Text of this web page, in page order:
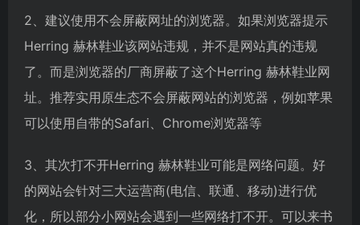
2、建议使用不会屏蔽网址的浏览器。如果浏览器提示
Herring 赫林鞋业该网站违规，并不是网站真的违规
了。而是浏览器的厂商屏蔽了这个Herring 赫林鞋业网
址。推荐实用原生态不会屏蔽网站的浏览器，例如苹果
可以使用自带的Safari、Chrome浏览器等
3、其次打不开Herring 赫林鞋业可能是网络问题。好
的网站会针对三大运营商(电信、联通、移动)进行优
化，所以部分小网站会遇到一些网络打不开。可以来书